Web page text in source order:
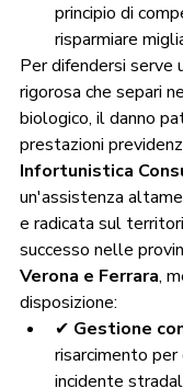
principio di
risparmiare
Per difendersi serve
rigorosa che separi
biologico, il danno
prestazioni
Infortunistica
un'assistenza
e radicata sul
successo nelle
Verona e Ferrara,
disposizione:
✔ Gestione
risarcimento
incidente